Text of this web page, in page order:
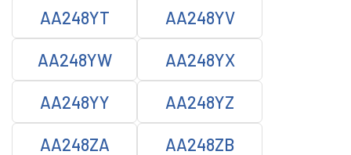
AA248YT AA248YV
AA248YW AA248YX
AA248YY AA248YZ
AA248ZA AA248ZB